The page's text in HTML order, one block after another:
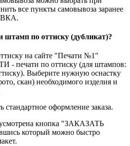
все пункты самовывоза заранее
штамп по оттиску (дубликат)?
на сайте "Печати №1"
- печати по оттиску (для штампов:
Выберите нужную оснастку
скан) необходимого изделия и
стандартное оформление заказа.
кнопка "ЗАКАЗАТЬ
который можно быстро